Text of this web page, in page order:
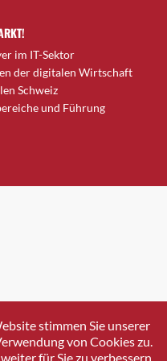
im IT-Sektor
der digitalen Wirtschaft
Schweiz
und Führung
stimmen Sie unserer
von Cookies zu.
für Sie zu verbessern.